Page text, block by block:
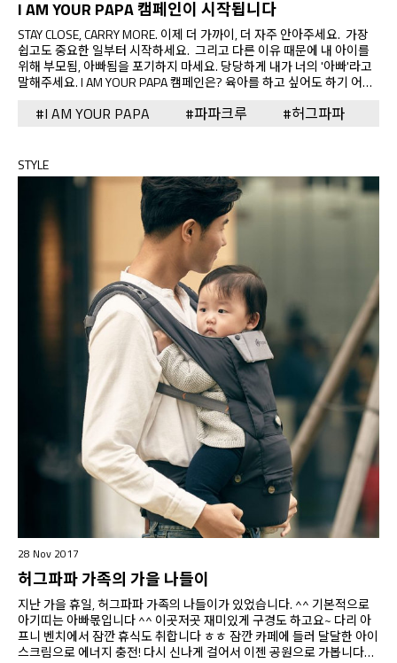
I AM YOUR PAPA 캠페인이 시작됩니다
STAY CLOSE, CARRY MORE. 이제 더 가까이, 더 자주 안아주세요. 가장
쉽고도 중요한 일부터 시작하세요. 그리고 다른 이유 때문에 내 아이를
위해 부모됨, 아빠됨을 포기하지 마세요. 당당하게 내가 너의 '아빠'라고
말해주세요. I AM YOUR PAPA 캠페인은? 육아를 하고 싶어도 하기 어려
참여 캠페인입니다. 아빠와 아기 간의 애착 형성을 돕고, 육아에 있어 중
들께 다양한 혜택을 드립니다. *본 캠페인은 2017년 11월 14일부터
2017년 12월 31일까지 지속되며, 캠페인 관련 참여 방법과 혜택은 계속
#I AM YOUR PAPA #파파크루 #허그파파
STYLE
28 Nov 2017
허그파파 가족의 가을 나들이
지난 가을 휴일, 허그파파 가족의 나들이가 있었습니다. ^^ 기본적으로
아기띠는 아빠몫입니다 ^^ 이곳저곳 재미있게 구경도 하고요~ 다리 아
프니 벤치에서 잠깐 휴식도 취합니다 ㅎㅎ 잠깐 카페에 들러 달달한 아이
스크림으로 에너지 충전! 다시 신나게 걸어서 이젠 공원으로 가봅니다~